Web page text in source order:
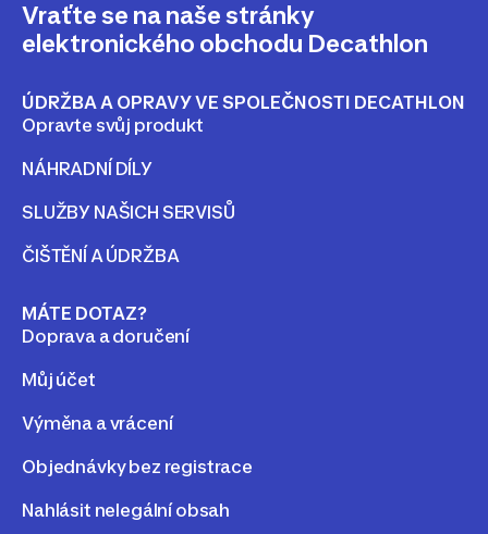
Vraťte se na naše stránky
elektronického obchodu Decathlon
ÚDRŽBA A OPRAVY VE SPOLEČNOSTI DECATHLON
Opravte svůj produkt
NÁHRADNÍ DÍLY
SLUŽBY NAŠICH SERVISŮ
ČIŠTĚNÍ A ÚDRŽBA
MÁTE DOTAZ?
Doprava a doručení
Můj účet
Výměna a vrácení
Objednávky bez registrace
Nahlásit nelegální obsah